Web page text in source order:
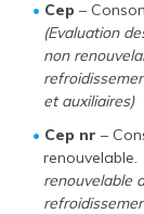
Cep –
(Evaluation
non
et auxiliaires)
Cep nr –
renouvelable.
renouvelable